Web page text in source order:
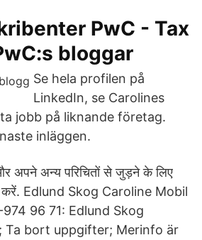
PwC - Tax
bloggar
Se hela profilen på
LinkedIn, se Carolines
jobb på liknande företag.
inläggen.
अपने अन्य परिचितों से जुड़ने के लिए
करें. Edlund Skog Caroline Mobil
96 71: Edlund Skog
Ta bort uppgifter; Merinfo är